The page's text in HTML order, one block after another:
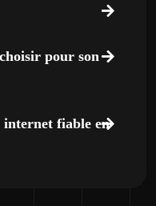
pour son
internet fiable en